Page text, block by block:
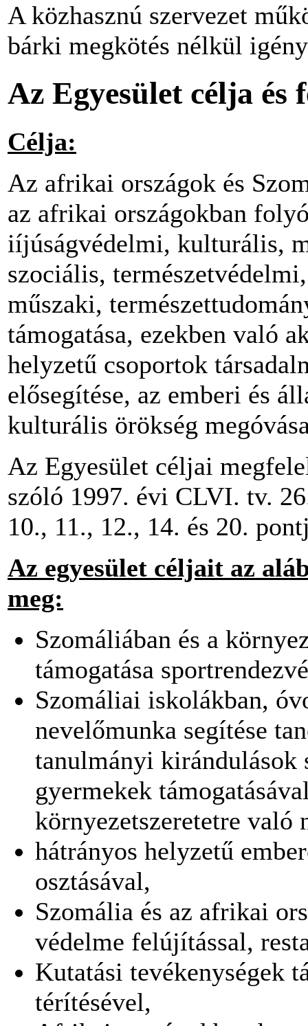
A közhasznú szervezet
bárki megkötés nélkül
Az Egyesület célja és
Célja:
Az afrikai országok és
az afrikai országokban
iíjúságvédelmi, kulturális,
szociális,
műszaki,
támogatása, ezekben való
helyzetű csoportok
elősegítése, az emberi és
kulturális örökség
Az Egyesület céljai
szóló 1997. évi CLVI. tv.
10., 11., 12., 14. és 20.
Az egyesület céljait az
meg:
Szomáliában és a
támogatása
Szomáliai iskolákban,
nevelőmunka segítése
tanulmányi kirándulások
gyermekek
környezetszeretetre való
hátrányos helyzetű
osztásával,
Szomália és az afrikai
védelme felújítással,
Kutatási tevékenységek
térítésével,